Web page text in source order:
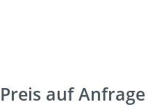
Preis auf Anfrage